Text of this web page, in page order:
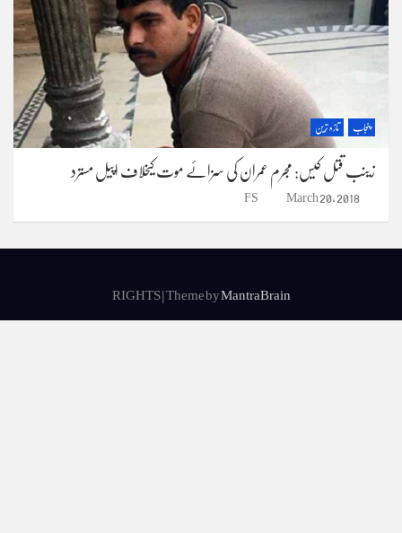
پنجاب تازہ ترین
زینب قتل کیس: مجرم عمران کی سزائے موت کیخلاف اپیل مسترد
March 20, 2018
FS
RIGHTS | Theme byMantraBrain